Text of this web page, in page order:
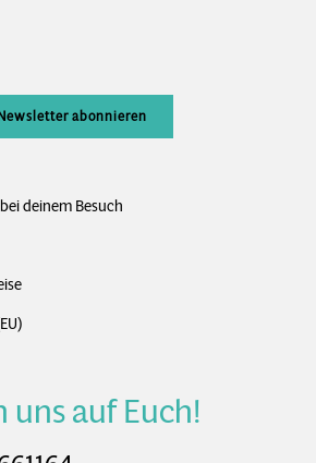
abonnieren
deinem Besuch
auf Euch!